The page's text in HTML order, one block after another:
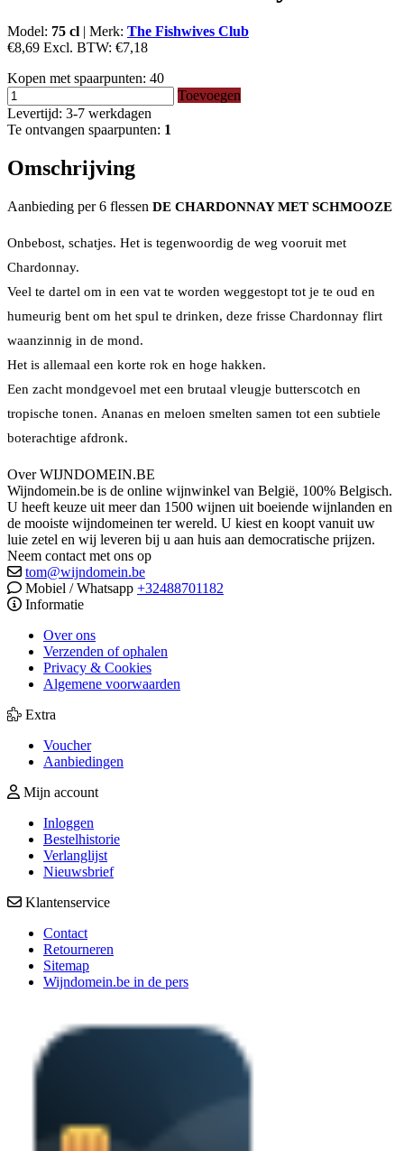
Model: 75 cl | Merk: The Fishwives Club
€8,69 Excl. BTW: €7,18
Kopen met spaarpunten: 40
Toevoegen
Levertijd: 3-7 werkdagen
Te ontvangen spaarpunten: 1
Omschrijving
Aanbieding per 6 flessen DE CHARDONNAY MET SCHMOOZE
Onbebost, schatjes. Het is tegenwoordig de weg vooruit met
Chardonnay.
Veel te dartel om in een vat te worden weggestopt tot je te oud en
humeurig bent om het spul te drinken, deze frisse Chardonnay flirt
waanzinnig in de mond.
Het is allemaal een korte rok en hoge hakken.
Een zacht mondgevoel met een brutaal vleugje butterscotch en
tropische tonen. Ananas en meloen smelten samen tot een subtiele
boterachtige afdronk.
Over WIJNDOMEIN.BE
Wijndomein.be is de online wijnwinkel van België, 100% Belgisch.
U heeft keuze uit meer dan 1500 wijnen uit boeiende wijnlanden en
de mooiste wijndomeinen ter wereld. U kiest en koopt vanuit uw
luie zetel en wij leveren bij u aan huis aan democratische prijzen.
Neem contact met ons op
tom@wijndomein.be
Mobiel / Whatsapp +32488701182
Informatie
Over ons
Verzenden of ophalen
Privacy & Cookies
Algemene voorwaarden
Extra
Voucher
Aanbiedingen
Mijn account
Inloggen
Bestelhistorie
Verlanglijst
Nieuwsbrief
Klantenservice
Contact
Retourneren
Sitemap
Wijndomein.be in de pers